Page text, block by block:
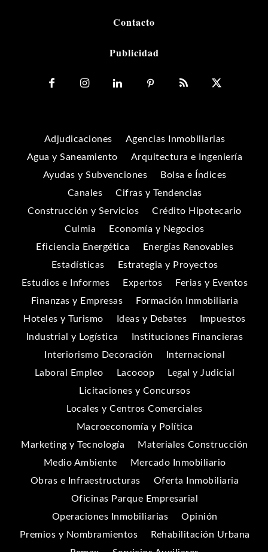
Contacto
Publicidad
Adjudicaciones
Agencias Inmobiliarias
Agua y Saneamiento
Arquitectura e Ingeniería
Ayudas y Subvenciones
Bolsa e Índices
Canales
Cifras y Tendencias
Construcción y Servicios
Crédito Hipotecario
Culmia
Economía y Negocios
Eficiencia Energética
Energías Renovables
Estadísticas
Estrategia y Proyectos
Estudios e Informes
Expertos
Ferias y Eventos
Finanzas y Empresas
Formación Inmobiliaria
Hoteles y Turismo
Ideas y Debates
Impuestos
Industrial y Logística
Instituciones Financieras
Interiorismo Decoración
Internacional
Laboral Empleo
Lacooop
Legal y Judicial
Licitaciones y Concursos
Locales y Centros Comerciales
Macroeconomía y Política
Marketing y Tecnología
Materiales Construcción
Medio Ambiente
Mercado Inmobiliario
Obras e Infraestructuras
Oferta Inmobiliaria
Oficinas Parque Empresarial
Operaciones Inmobiliarias
Opinión
Premios y Nombramientos
Rehabilitación Urbana